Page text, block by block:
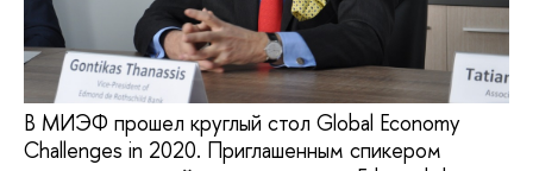
В МИЭФ прошел круглый стол Global Economy
Challenges in 2020. Приглашенным спикером